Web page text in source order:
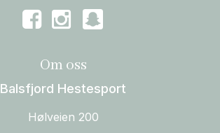
Om oss
Balsfjord Hestesport
Hølveien 200